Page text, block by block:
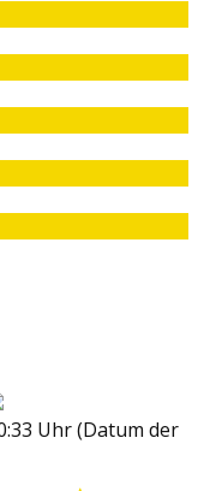
Uhr(Datum der